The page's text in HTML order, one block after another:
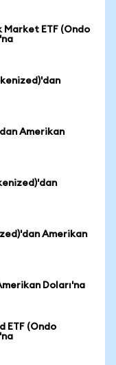
Market ETF (Ondo
Amerikan
Amerikan
Doları'na
ETF (Ondo